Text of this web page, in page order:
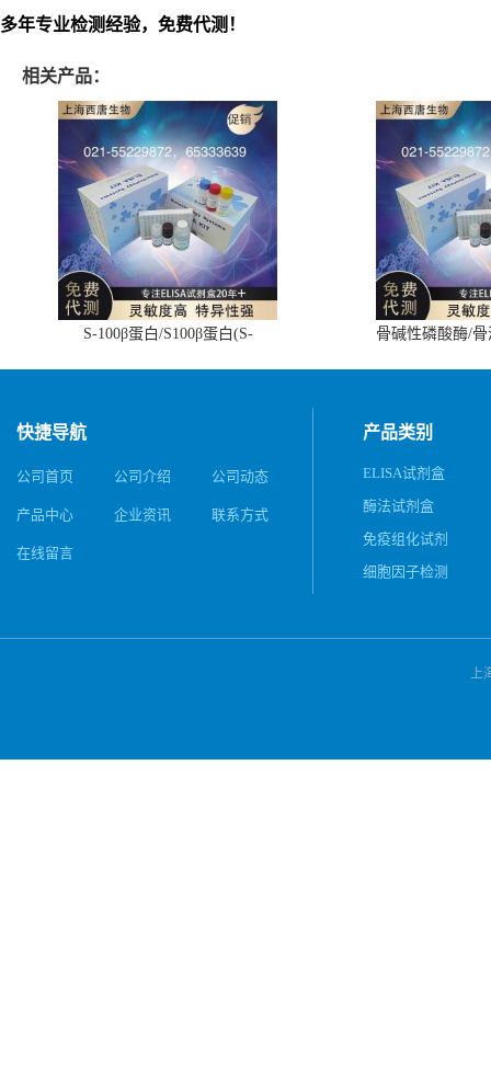
多年专业检测经验，免费代测！
相关产品：
S-100β蛋白/S100β蛋白(S-
骨碱性磷酸酶/
快捷导航
公司首页 公司介绍 公司动态
产品中心 企业资讯 联系方式
在线留言
产品类别
ELISA试剂盒
酶法试剂盒
免疫组化试剂
细胞因子检测
上